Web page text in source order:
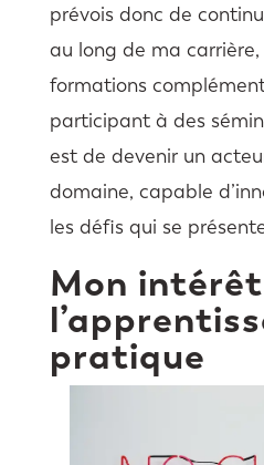
prévois donc de
au long de ma
formations
participant à des
est de devenir un
domaine, capable
les défis qui se
Mon
pratique